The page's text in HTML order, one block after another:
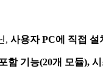
, 사용자 PC에 직접 설
함 기능(20개 모듈),